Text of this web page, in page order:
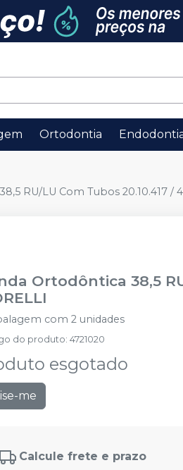
Ortodontia
RU/LU Com Tubos 20.10.417 /
Ortodôntica 38,5
com 2 unidades
do produto:4721020
esgotado
me
Calcule frete e prazo